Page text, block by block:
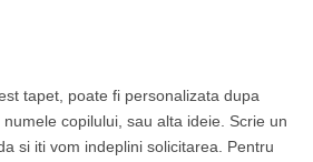
tapet, poate fi personalizata dupa
copilului, sau alta ideie. Scrie un
si iti vom indeplini solicitarea. Pentru